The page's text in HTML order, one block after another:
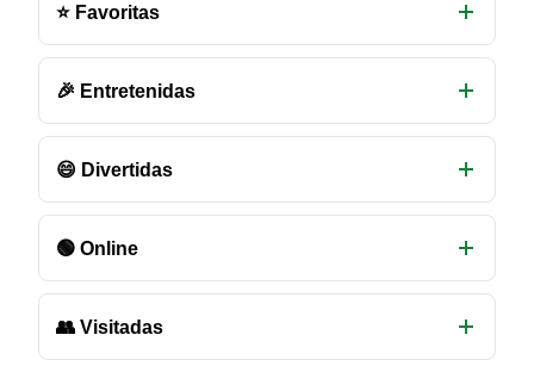
de
chat
disponibles
⭐ Favoritas
🎉 Entretenidas
😄 Divertidas
🟢 Online
👥 Visitadas